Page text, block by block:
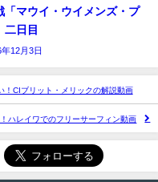
「マウイ・ウイメンズ・プ
二日目
12月3日
！CIブリット・メリックの解説動画
ハレイワでのフリーサーフィン動画